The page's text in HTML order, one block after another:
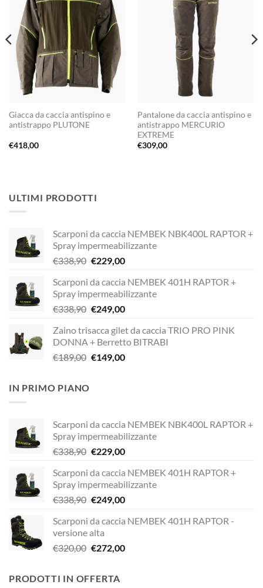
Giacca da caccia antispino e
antistrappo PLUTONE
€418,00
Pantalone da caccia antispino e
antistrappo MERCURIO
EXTREME
€309,00
ULTIMI PRODOTTI
Scarponi da caccia NEMBEK NBK400L RAPTOR +
Spray impermeabilizzante
€338,90 Il
originale
era:
€338,90.
€229,00Il
attuale
è:
€229,00.
Scarponi da caccia NEMBEK 401H RAPTOR +
Spray impermeabilizzante
€338,90 Il
originale
era:
€338,90.
€249,00Il
attuale
è:
€249,00.
Zaino trisacca gilet da caccia TRIO PRO PINK
DONNA + Berretto BITRABI
€189,00 Il
€149,00Il
IN PRIMO PIANO
Scarponi da caccia NEMBEK NBK400L RAPTOR +
Spray impermeabilizzante
€338,90 Il
originale
era:
€338,90.
€229,00Il
attuale
è:
€229,00.
Scarponi da caccia NEMBEK 401H RAPTOR +
Spray impermeabilizzante
€338,90 Il
originale
era:
€338,90.
€249,00Il
attuale
€249,00.
Scarponi da caccia NEMBEK 401H RAPTOR -
versione alta
€320,00 Il
era:
€272,00Il
PRODOTTI IN OFFERTA